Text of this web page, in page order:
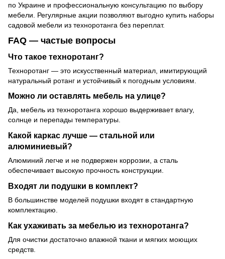
по Украине и профессиональную консультацию по выбору
мебели. Регулярные акции позволяют выгодно купить наборы
садовой мебели из техноротанга без переплат.
FAQ — частые вопросы
Что такое техноротанг?
Техноротанг — это искусственный материал, имитирующий
натуральный ротанг и устойчивый к погодным условиям.
Можно ли оставлять мебель на улице?
Да, мебель из техноротанга хорошо выдерживает влагу,
солнце и перепады температуры.
Какой каркас лучше — стальной или
алюминиевый?
Алюминий легче и не подвержен коррозии, а сталь
обеспечивает высокую прочность конструкции.
Входят ли подушки в комплект?
В большинстве моделей подушки входят в стандартную
комплектацию.
Как ухаживать за мебелью из техноротанга?
Для очистки достаточно влажной ткани и мягких моющих
средств.